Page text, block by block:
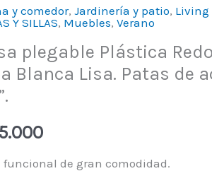
y comedor,Jardinería y patio, Living
Y SILLAS, Muebles,Verano
plegable Plástica
Blanca Lisa. Patas de
funcional de gran comodidad.